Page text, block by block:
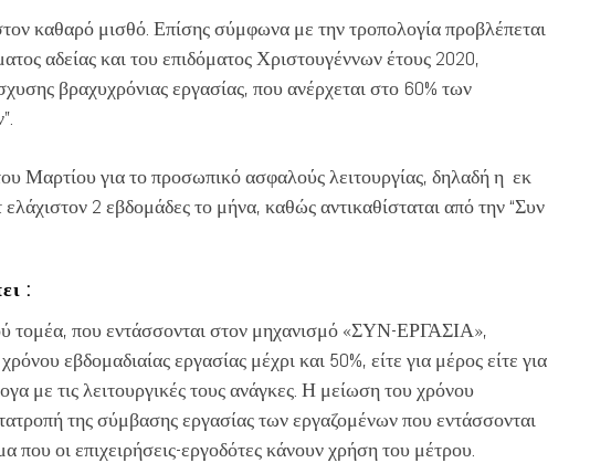
καθαρό μισθό. Επίσης σύμφωνα με την τροπολογία προβλέπεται
αδείας και του επιδόματος Χριστουγέννων έτους 2020,
βραχυχρόνιας εργασίας, που ανέρχεται στο 60% των
Μαρτίου για το προσωπικό ασφαλούς λειτουργίας, δηλαδή η εκ
2 εβδομάδες το μήνα, καθώς αντικαθίσταται από την “Συν
:
τομέα, που εντάσσονται στον μηχανισμό «ΣΥΝ-ΕΡΓΑΣΙΑ»,
εβδομαδιαίας εργασίας μέχρι και 50%, είτε για μέρος είτε για
με τις λειτουργικές τους ανάγκες. Η μείωση του χρόνου
της σύμβασης εργασίας των εργαζομένων που εντάσσονται
που οι επιχειρήσεις-εργοδότες κάνουν χρήση του μέτρου.